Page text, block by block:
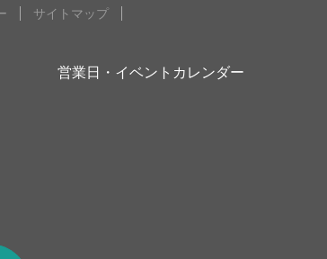
サイトマップ
営業日・イベントカレンダー